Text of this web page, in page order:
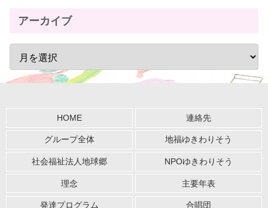
アーカイブ
HOME 連絡先
グループ全体 地福ゆきわりそう
社会福祉法人地球郷 NPOゆきわりそう
理念 主要年表
発達プログラム 合唱団